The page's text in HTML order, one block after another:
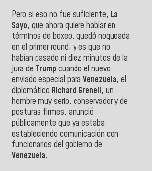
Pero si eso no fue suficiente, La
Sayo, que ahora quiere hablar en
términos de boxeo, quedó noqueada
en el primer round, y es que no
habían pasado ni diez minutos de la
jura de Trump cuando el nuevo
enviado especial para Venezuela, el
diplomático Richard Grenell, un
hombre muy serio, conservador y de
posturas firmes, anunció
públicamente que ya estaba
estableciendo comunicación con
funcionarios del gobierno de
Venezuela.